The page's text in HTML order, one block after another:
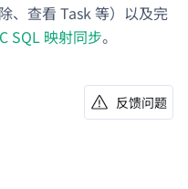
、查看 Task 等）以及完
SQL 映射同步。
反馈问题